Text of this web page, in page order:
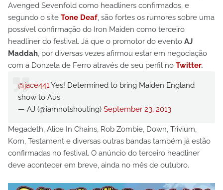
Avenged Sevenfold como headliners confirmados, e
segundo o site Tone Deaf, são fortes os rumores sobre uma
possível confirmação do Iron Maiden como terceiro
headliner do festival. Já que o promotor do evento AJ
Maddah, por diversas vezes afirmou estar em negociação
com a Donzela de Ferro através de seu perfil no Twitter.
@jace441Yes! Determined to bring Maiden England
show to Aus.
— AJ (@iamnotshouting) September 23, 2013
Megadeth, Alice In Chains, Rob Zombie, Down, Trivium,
Korn, Testament e diversas outras bandas também já estão
confirmadas no festival. O anúncio do terceiro headliner
deve acontecer em breve, ainda no mês de outubro.